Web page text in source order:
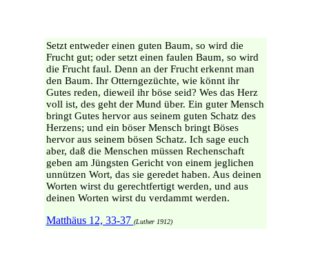
Setzt entweder einen guten Baum, so wird die
Frucht gut; oder setzt einen faulen Baum, so wird
die Frucht faul. Denn an der Frucht erkennt man
den Baum. Ihr Otterngezüchte, wie könnt ihr
Gutes reden, dieweil ihr böse seid? Wes das Herz
voll ist, des geht der Mund über. Ein guter Mensch
bringt Gutes hervor aus seinem guten Schatz des
Herzens; und ein böser Mensch bringt Böses
hervor aus seinem bösen Schatz. Ich sage euch
aber, daß die Menschen müssen Rechenschaft
geben am Jüngsten Gericht von einem jeglichen
unnützen Wort, das sie geredet haben. Aus deinen
Worten wirst du gerechtfertigt werden, und aus
deinen Worten wirst du verdammt werden.
Matthäus 12, 33-37 (Luther 1912)